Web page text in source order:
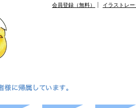
会員登録（無料） イラストレ